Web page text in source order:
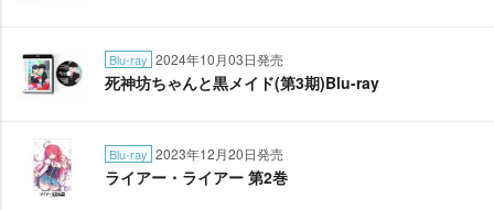
Blu-ray 2024年10月03日発売
死神坊ちゃんと黒メイド(第3期)Blu-ray
Blu-ray 2023年12月20日発売
ライアー・ライアー 第2巻